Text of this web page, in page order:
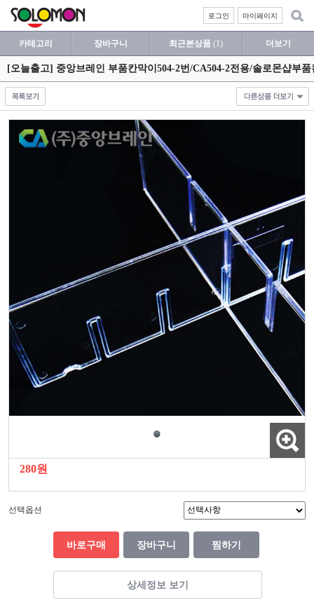
마이페이지
로그인
카테고리 장바구니 최근본상품 (1) 더보기
[오늘출고] 중앙브레인 부품칸막이504-2번/CA504-2전용/솔로몬샵부품
280원
선택옵션
바로구매 장바구니 찜하기
상세정보 보기